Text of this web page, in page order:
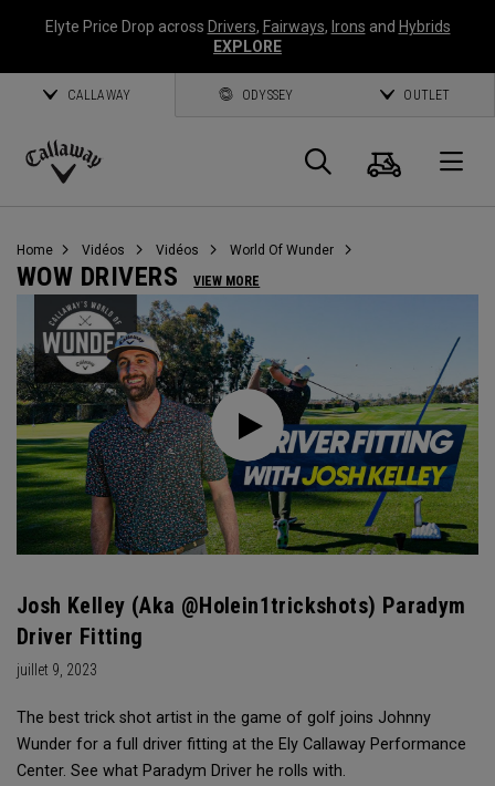
Elyte Price Drop across Drivers, Fairways, Irons and Hybrids
EXPLORE
CALLAWAY ODYSSEY OUTLET
Callaway
Panier
Home Vidéos Vidéos World Of Wunder
WOW DRIVERS VIEW MORE
Josh Kelley (aka @holein1trickshots) Paradym
Driver Fitting
juillet 9, 2023
The best trick shot artist in the game of golf joins Johnny
Wunder for a full driver fitting at the Ely Callaway Performance
Center. See what Paradym Driver he rolls with.